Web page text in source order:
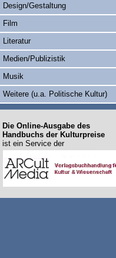
Design/Gestaltung
Film
Literatur
Medien/Publizistik
Musik
Weitere (u.a. Politische Kultur)
Die Online-Ausgabe des
Handbuchs der Kulturpreise
ist ein Service der